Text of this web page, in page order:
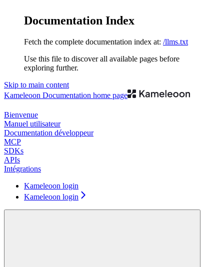
Documentation Index
Fetch the complete documentation index at: /llms.txt
Use this file to discover all available pages before
exploring further.
Skip to main content
Kameleoon Documentation home page
Bienvenue
Manuel utilisateur
Documentation développeur
MCP
SDKs
APIs
Intégrations
Kameleoon login
Kameleoon login